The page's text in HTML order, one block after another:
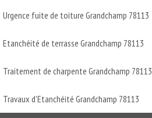
Urgence fuite de toiture Grandchamp 78113
Etanchéité de terrasse Grandchamp 78113
Traitement de charpente Grandchamp 78113
Travaux d'Etanchéité Grandchamp 78113